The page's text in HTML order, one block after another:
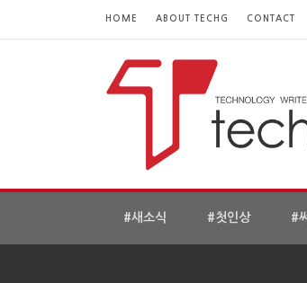
HOME ABOUT TECHG CONTACT
#새소식 #첫인상 #